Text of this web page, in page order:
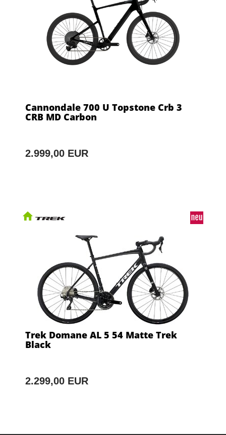
Cannondale 700 U Topstone Crb 3
CRB MD Carbon
2.999,00 EUR
Trek Domane AL 5 54 Matte Trek
Black
2.299,00 EUR